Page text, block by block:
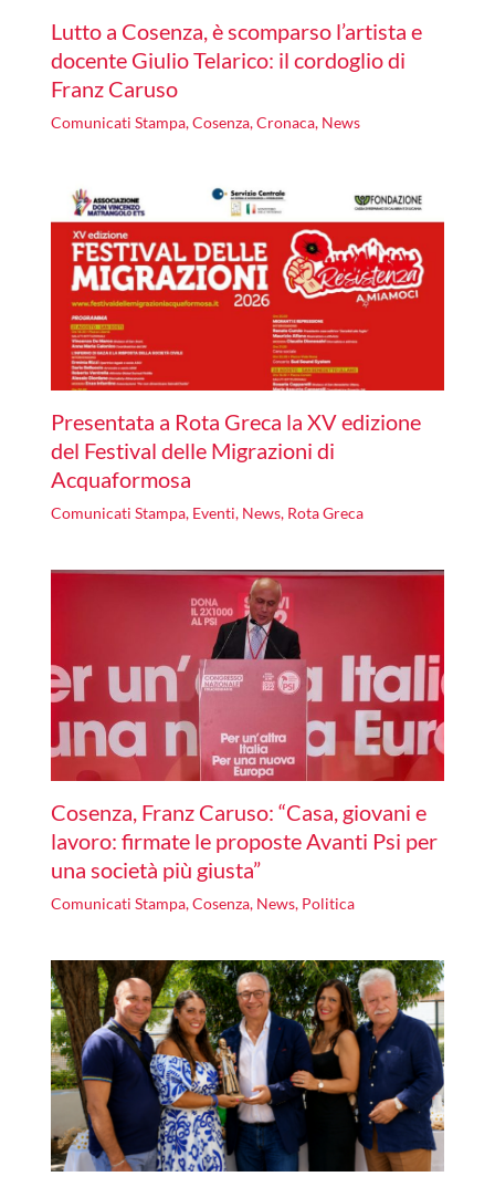
Lutto a Cosenza, è scomparso l’artista e
docente Giulio Telarico: il cordoglio di
Franz Caruso
Comunicati Stampa,Cosenza,Cronaca, News
Presentata a Rota Greca la XV edizione
del Festival delle Migrazioni di
Acquaformosa
Comunicati Stampa, Eventi, News, Rota Greca
Cosenza, Franz Caruso: “Casa, giovani e
lavoro: firmate le proposte Avanti Psi per
una società più giusta”
Comunicati Stampa,Cosenza, News, Politica